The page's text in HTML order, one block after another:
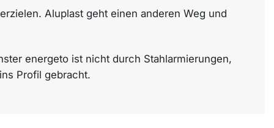
Aluplast geht einen anderen Weg und
energeto ist nicht durch Stahlarmierungen,
Profil gebracht.